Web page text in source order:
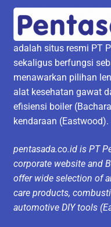
adalah situs resmi PT
sekaligus berfungsi
menawarkan pilihan
alat kesehatan gawat
efisiensi boiler
kendaraan (Eastwood).
pentasada.co.id is PT
corporate website and
offer wide selection of
care products,
automotive DIY tools